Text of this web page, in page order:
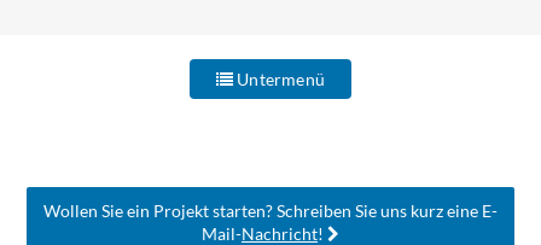
Untermenü
Wollen Sie ein Projekt starten? Schreiben Sie uns kurz eine E-
Mail-Nachricht!